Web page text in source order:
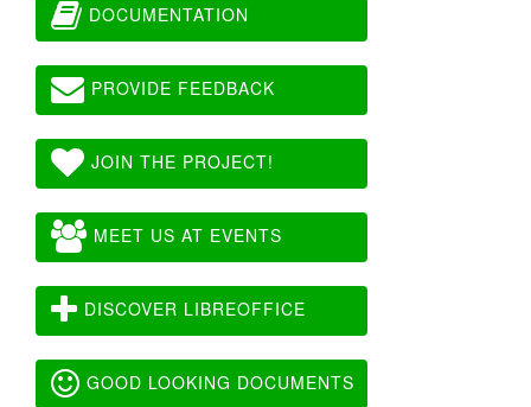
DOCUMENTATION
PROVIDE FEEDBACK
JOIN THE PROJECT!
MEET US AT EVENTS
DISCOVER LIBREOFFICE
GOOD LOOKING DOCUMENTS